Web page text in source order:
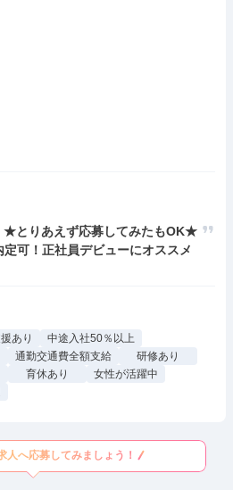
★とりあえず応募してみたもOK★
可！正社員デビューにオススメ
あり
中途入社50％以上
通勤交通費全額支給
研修あり
育休あり
女性が活躍中
人へ応募してみましょう！